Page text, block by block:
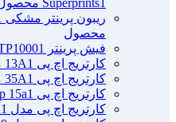
ریبون پرینتر مشکی Ribbon EPSON LQ 2170-2180
محصول
فیش پرینتر mEVA_TP1000
1 محصول
کارتریج اچ پی 13A 1 محصول
کارتریج اچ پی 35A 1 محصول
کارتریج اچ پی hp 15a 1 محصول
کارتریج اچ پی مدل 05A 1 محصول